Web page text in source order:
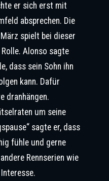
Der
er sich erst mit
absprechen. Die
spielt bei dieser
Alonso sagte
dass sein Sohn ihn
kann. Dafür
dranhängen.
um seine
sagte er, dass
fühle und gerne
Rennserien wie